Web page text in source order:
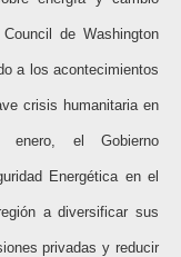
de Washington
a los acontecimientos
crisis humanitaria en
enero, el Gobierno
Energética en el
a diversificar sus
privadas y reducir